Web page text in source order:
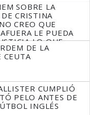
SOBRE LA
CRISTINA
CREO QUE
LE PUEDA
LO QUE
DE LA
CEUTA
CUMPLIÓ
PELO ANTES DE
INGLÉS